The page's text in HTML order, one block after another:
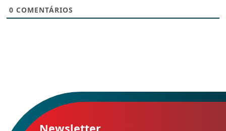
0 COMENTÁRIOS